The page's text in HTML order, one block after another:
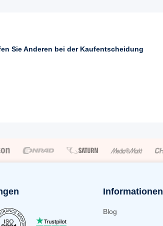
Sie Anderen bei der Kaufentscheidung
Informationen
Blog